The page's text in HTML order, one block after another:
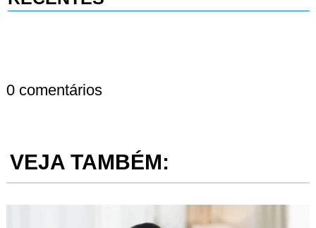
0 comentários
VEJA TAMBÉM: